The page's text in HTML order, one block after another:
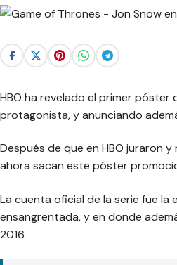
Webisodios
HBO ha revelado el primer
protagonista, y anunciando
Después de que en HBO juraron
ahora sacan este póster
La cuenta oficial de la serie fue la
ensangrentada, y en donde
2016.